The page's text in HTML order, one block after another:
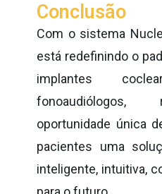
Conclusão
Com o sistema
está redefinindo o
implantes
fonoaudiólogos,
oportunidade única
pacientes uma
inteligente, intuitiva,